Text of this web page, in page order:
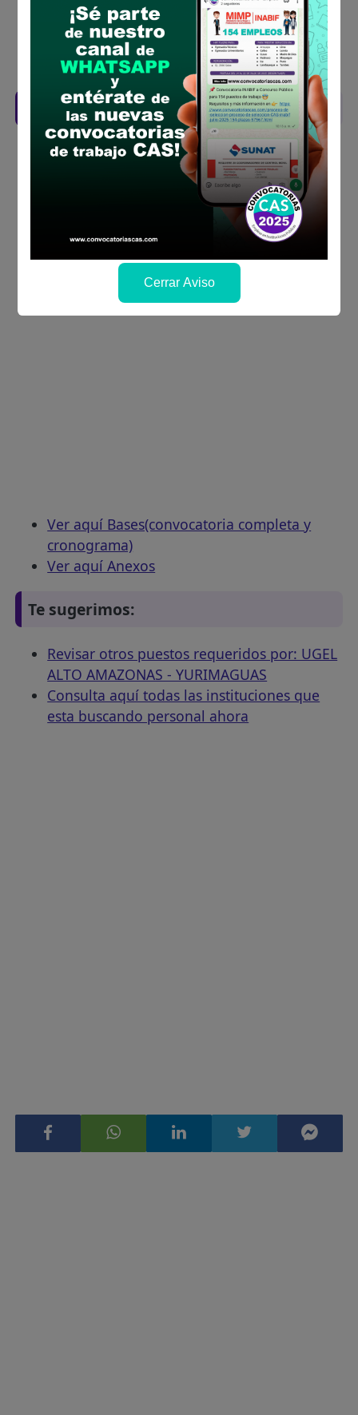
bases
Revisar el cronograma para conocer cuando
se publicará los resultados
Descarga aquí las Bases
Ver aquí Bases(convocatoria completa y
cronograma)
Ver aquí Anexos
Te sugerimos:
Revisar otros puestos requeridos por: UGEL
ALTO AMAZONAS - YURIMAGUAS
Consulta aquí todas las instituciones que
esta buscando personal ahora
Cerrar Aviso